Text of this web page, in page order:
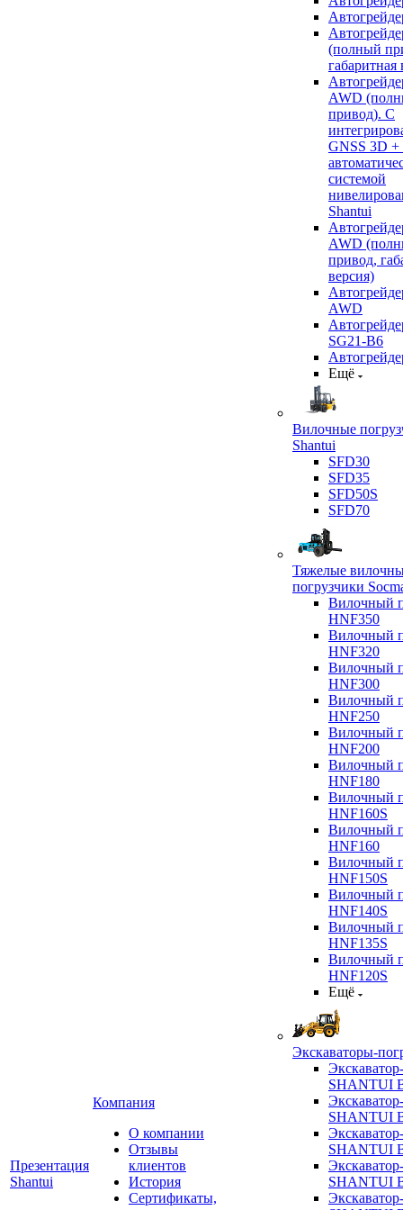
Презентация
Shantui
Компания
О компании
Отзывы
клиентов
История
Сертификаты,
(полный
габаритная
AWD
привод). С
GNSS 3D +
системой
Shantui
AWD
привод,
версия)
AWD
SG21-B6
Ещё
Вилочные
Shantui
SFD30
SFD35
SFD50S
SFD70
Тяжелые
погрузчики
Вилочный
HNF350
Вилочный
HNF320
Вилочный
HNF300
Вилочный
HNF250
Вилочный
HNF200
Вилочный
HNF180
Вилочный
HNF160S
Вилочный
HNF160
Вилочный
HNF150S
Вилочный
HNF140S
Вилочный
HNF135S
Вилочный
HNF120S
Ещё
Экскаваторы-
SHANTUI
SHANTUI
SHANTUI
SHANTUI